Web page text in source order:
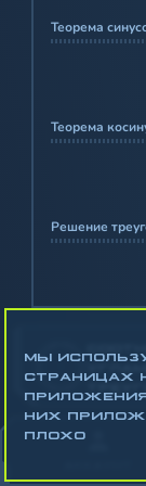
Теорема
Теорема
Решение
Математика
Геометрия
МЫ
СТРАНИЦАХ
НИХ
ПЛОХО